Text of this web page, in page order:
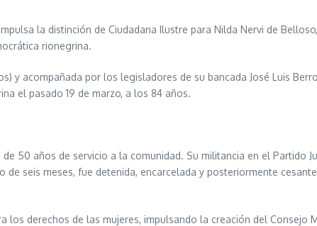
la distinción de Ciudadana Ilustre para Nilda Nervi de
rionegrina.
y acompañada por los legisladores de su bancada José Luis
el pasado 19 de marzo, a los 84 años.
50 años de servicio a la comunidad. Su militancia en el Partido
seis meses, fue detenida, encarcelada y posteriormente
derechos de las mujeres, impulsando la creación del Consejo